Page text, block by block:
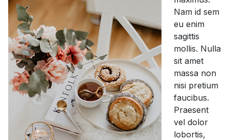
Nam id sem
eu enim
sagittis
mollis. Nulla
sit amet
massa non
nisi pretium
faucibus.
Praesent
vel dolor
lobortis,